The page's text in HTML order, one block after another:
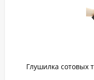
Глушилка сотовых